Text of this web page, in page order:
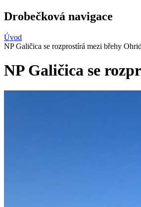
Drobečková navigace
Úvod
NP Galičica se rozprostírá mezi břehy
NP Galičica se